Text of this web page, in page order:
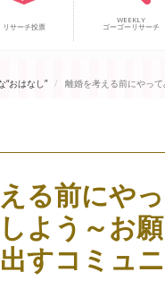
リサーチ投票
WEEKLY
ゴーゴーリサーチ
“おはなし” 離婚を考える前にやっ
る前にや
よう～お
すコミュ